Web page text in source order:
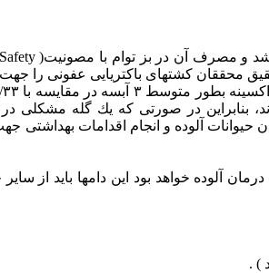
محققان كشتهای باكتریایی عفونی را جهت
بنابراین در صورتی كه یك گله مشكلی
آلوده و انجام اقدامات بهداشتی
آلوده خواهد بود این دامها باید از سایر
) .